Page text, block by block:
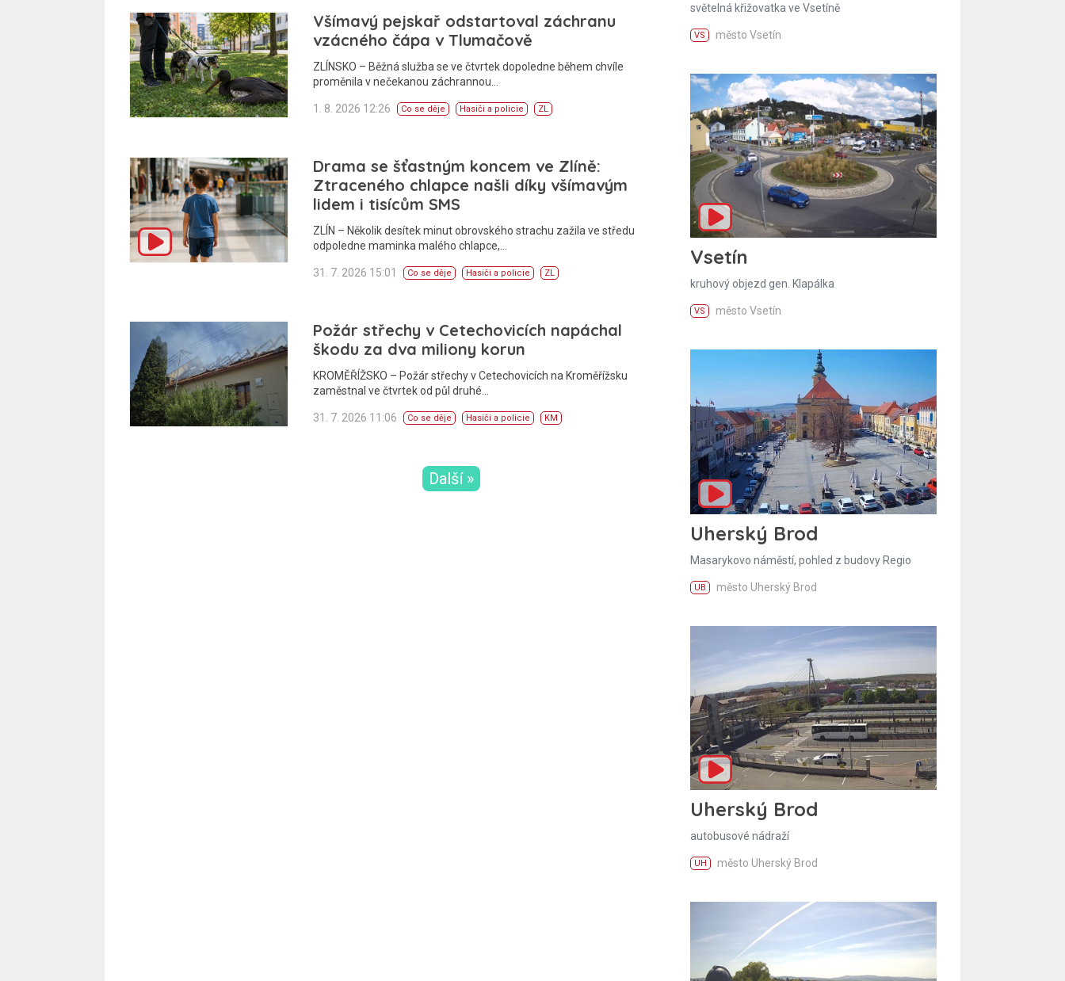
Všímavý pejskař odstartoval záchranu
vzácného čápa v Tlumačově
ZLÍNSKO – Běžná služba se ve čtvrtek dopoledne během chvíle
proměnila v nečekanou záchrannou…
1. 8. 2026 12:26 Co se děje Hasiči a policie ZL
Drama se šťastným koncem ve Zlíně:
Ztraceného chlapce našli díky všímavým
lidem i tisícům SMS
ZLÍN – Několik desítek minut obrovského strachu zažila ve středu
odpoledne maminka malého chlapce,…
31. 7. 2026 15:01 Co se děje Hasiči a policie ZL
Požár střechy v Cetechovicích napáchal
škodu za dva miliony korun
KROMĚŘÍŽSKO – Požár střechy v Cetechovicích na Kroměřížsku
zaměstnal ve čtvrtek od půl druhé…
31. 7. 2026 11:06 Co se děje Hasiči a policie KM
Další »
světelná křižovatka ve Vsetíně
VS město Vsetín
Vsetín
kruhový objezd gen. Klapálka
VS město Vsetín
Uherský Brod
Masarykovo náměstí, pohled z budovy Regio
UB město Uherský Brod
Uherský Brod
autobusové nádraží
UH město Uherský Brod